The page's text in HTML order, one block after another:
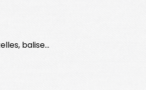
balise...